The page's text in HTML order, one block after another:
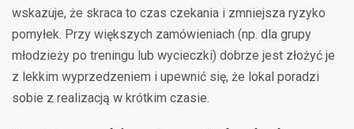
wskazuje, że skraca to czas czekania i zmniejsza ryzyko
pomyłek. Przy większych zamówieniach (np. dla grupy
młodzieży po treningu lub wycieczki) dobrze jest złożyć je
z lekkim wyprzedzeniem i upewnić się, że lokal poradzi
sobie z realizacją w krótkim czasie.